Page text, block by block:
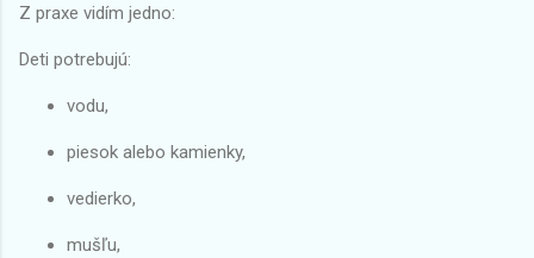
Z praxe vidím jedno:
Deti potrebujú:
vodu,
piesok alebo kamienky,
vedierko,
mušľu,